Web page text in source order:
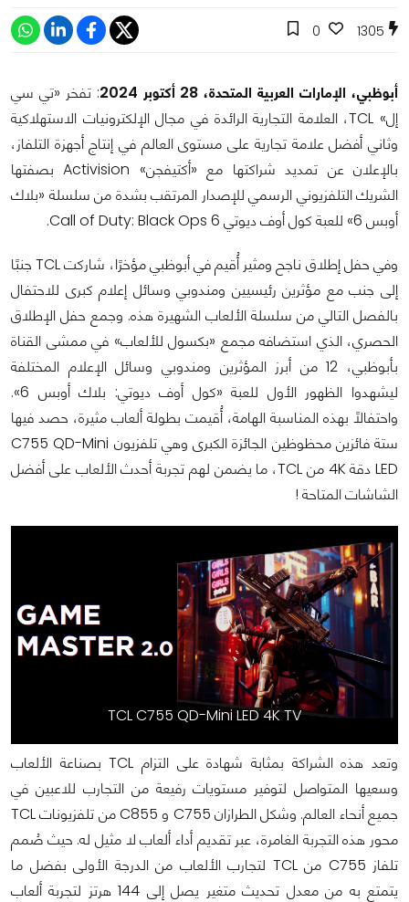
1305
0
أبوظبي، الإمارات العربية المتحدة، 28 أكتوبر 2024
: تفخر «تي سي
إل» TCL، العلامة التجارية الرائدة في مجال الإلكترونيات الاستهلاكية
وثاني أفضل علامة تجارية على مستوى العالم في إنتاج أجهزة التلفاز،
بالإعلان عن تمديد شراكتها مع «أكتيفجن» Activision بصفتها
الشريك التلفزيوني الرسمي للإصدار المرتقب بشدة من سلسلة «بلاك
أوبس 6» للعبة كول أوف ديوتي Call of Duty: Black Ops 6.
وفي حفل إطلاق ناجح ومثير أُقيم في أبوظبي مؤخرًا، شاركت TCL جنبًا
إلى جنب مع مؤثرين رئيسيين ومندوبي وسائل إعلام كبرى للاحتفال
بالفصل التالي من سلسلة الألعاب الشهيرة هذه. وجمع حفل الإطلاق
الحصري، الذي استضافه مجمع «بكسول للألعاب» في ممشى القناة
بأبوظبي، 12 من أبرز المؤثرين ومندوبي وسائل الإعلام المختلفة
ليشهدوا الظهور الأول للعبة «كول أوف ديوتي: بلاك أوبس 6».
واحتفالًا بهذه المناسبة الهامة، أُقيمت بطولة ألعاب مثيرة، حصد فيها
ستة فائزين محظوظين الجائزة الكبرى وهي تلفزيون C755 QD-Mini
LED دقة 4K من TCL، ما يضمن لهم تجربة أحدث الألعاب على أفضل
الشاشات المتاحة !
TCL C755 QD-Mini LED 4K TV
وتعد هذه الشراكة بمثابة شهادة على التزام TCL بصناعة الألعاب
وسعيها المتواصل لتوفير مستويات رفيعة من التجارب للاعبين في
جميع أنحاء العالم. وشكل الطرازان C755 و C855 من تلفزيونات TCL
محور هذه التجربة الغامرة، عبر تقديم أداء ألعاب لا مثيل له. حيث صُمم
تلفاز C755 من TCL لتجارب الألعاب من الدرجة الأولى بفضل ما
يتمتع به من معدل تحديث متغير يصل إلى 144 هرتز لتجربة ألعاب